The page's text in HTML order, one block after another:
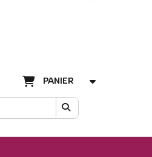
PANIER